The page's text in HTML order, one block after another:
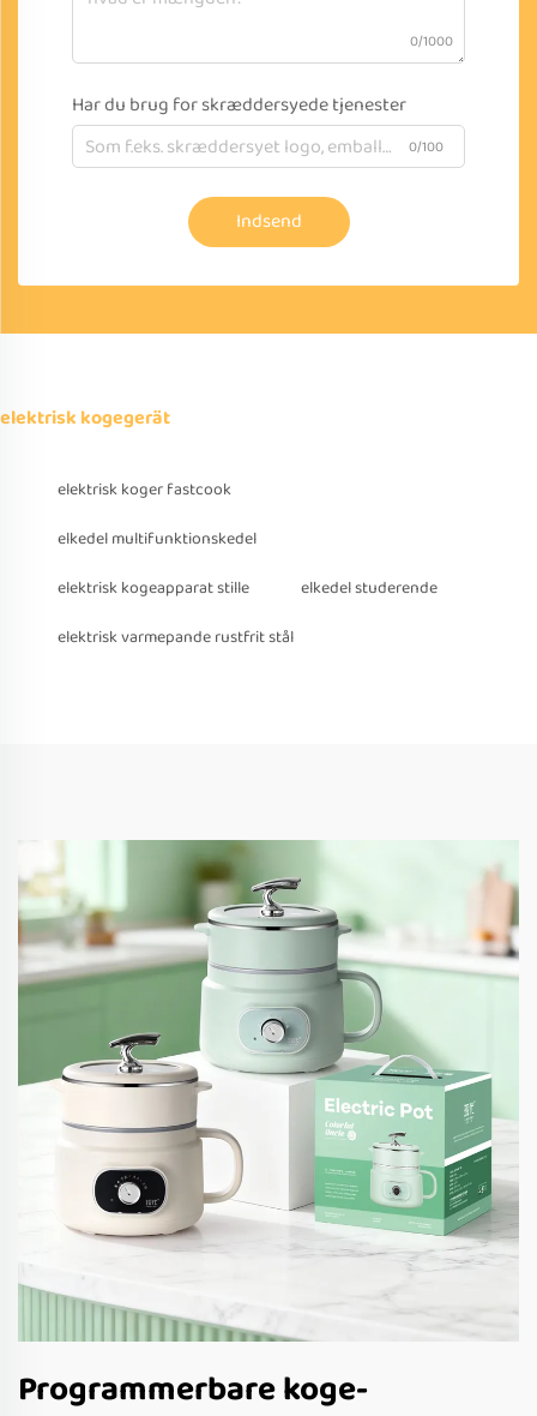
0/1000
Har du brug for skræddersyede tjenester
0/100
Indsend
elektrisk kogegerät
elektrisk koger fastcook
elkedel multifunktionskedel
elektrisk kogeapparat stille
elkedel studerende
elektrisk varmepande rustfrit stål
Programmerbare koge-